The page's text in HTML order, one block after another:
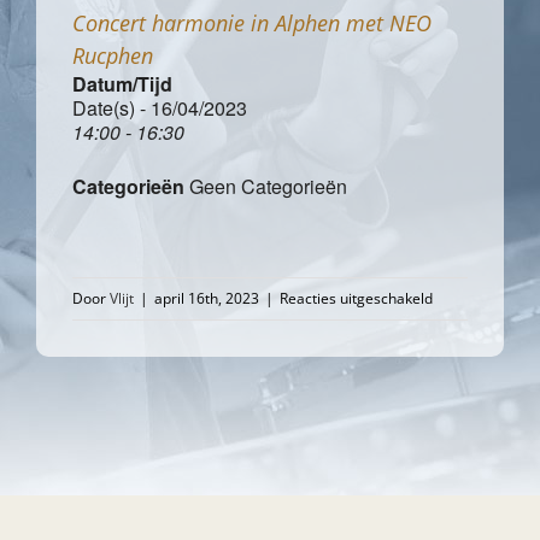
Concert harmonie in Alphen met NEO
Rucphen
Datum/Tijd
Date(s) - 16/04/2023
14:00 - 16:30
Categorieën Geen Categorieën
DoorVlijt | april 16th, 2023 | Reacties uitgeschakeldvoor
Concert
harmonie
Alphen